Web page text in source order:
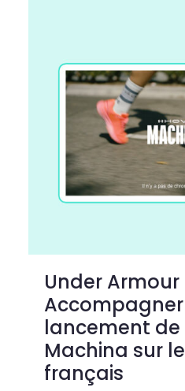
Under Armour
lancement de
Machina sur
français